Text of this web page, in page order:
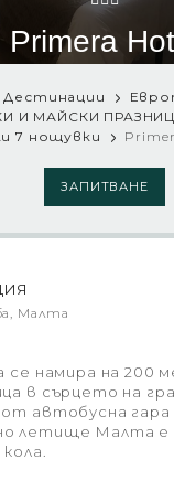
Primera
Дестинации
И МАЙСКИ
7 нощувки
ЗАПИТВАНЕ
Малта
се намира на 200
в сърцето на
автобусна гара
летище Малта е